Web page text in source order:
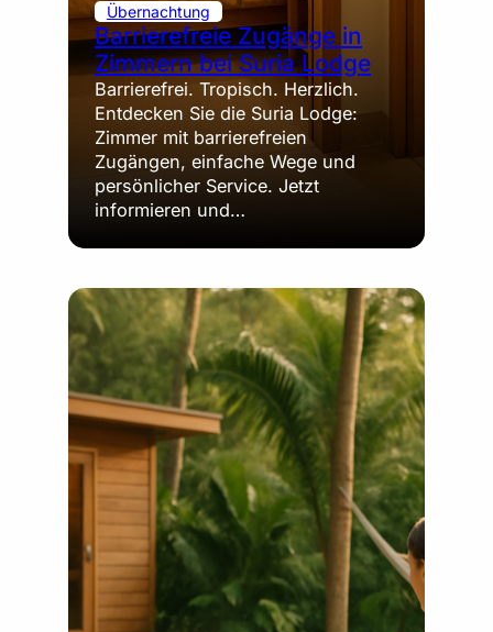
Übernachtung
Barrierefreie Zugänge in
Zimmern bei Suria Lodge
Barrierefrei. Tropisch. Herzlich.
Entdecken Sie die Suria Lodge:
Zimmer mit barrierefreien
Zugängen, einfache Wege und
persönlicher Service. Jetzt
informieren und…